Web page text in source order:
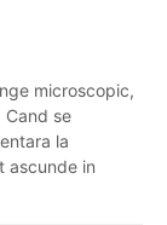
microscopic,
Cand se
la
ascunde in